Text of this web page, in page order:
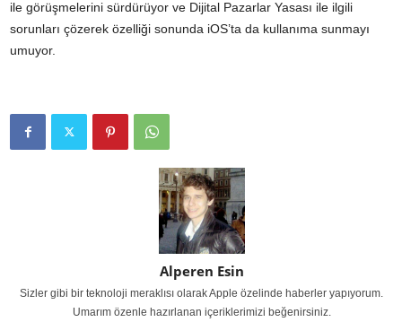
ile görüşmelerini sürdürüyor ve Dijital Pazarlar Yasası ile ilgili
sorunları çözerek özelliği sonunda iOS’ta da kullanıma sunmayı
umuyor.
Alperen Esin
Sizler gibi bir teknoloji meraklısı olarak Apple özelinde haberler yapıyorum.
Umarım özenle hazırlanan içeriklerimizi beğenirsiniz.